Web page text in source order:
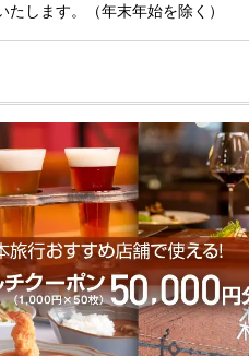
たします。（年末年始を除く）